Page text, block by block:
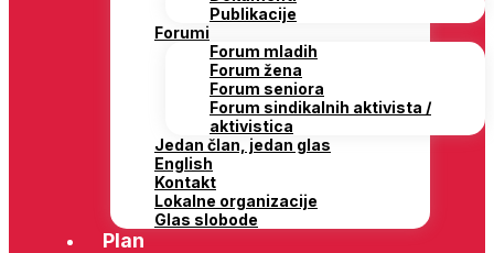
Publikacije
Forumi
Forum mladih
Forum žena
Forum seniora
Forum sindikalnih aktivista /
aktivistica
Jedan član, jedan glas
English
Kontakt
Lokalne organizacije
Glas slobode
Plan